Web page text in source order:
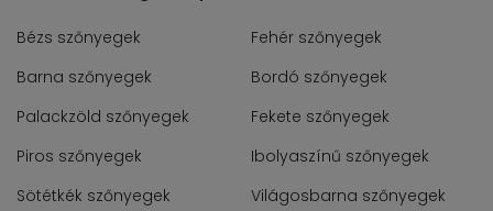
Bézs szőnyegek
Fehér szőnyegek
Barna szőnyegek
Bordó szőnyegek
Palackzöld szőnyegek
Fekete szőnyegek
Piros szőnyegek
Ibolyaszínű szőnyegek
Sötétkék szőnyegek
Világosbarna szőnyegek